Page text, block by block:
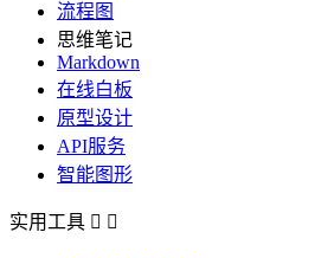
流程图
思维笔记
Markdown
在线白板
原型设计
API服务
智能图形
实用工具  